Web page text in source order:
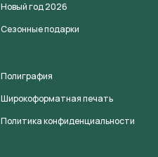
Новый год 2026
Сезонные подарки
Полиграфия
Широкоформатная печать
Политика конфиденциальности